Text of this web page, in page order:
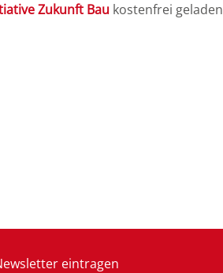
Zukunft Bau kostenfrei geladen
eintragen